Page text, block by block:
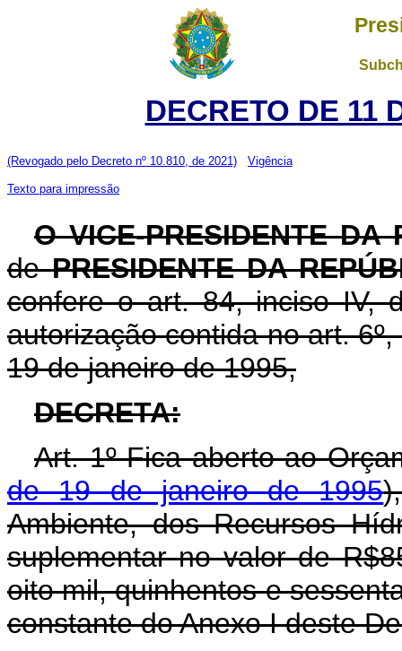
DECRETO DE 11
(Revogado pelo Decreto nº 10.810, de 2021) Vigência
Texto para impressão
O VICE-PRESIDENTE DA
dePRESIDENTE DA
confere o art. 84, inciso IV,
autorização contida no art.
19 de janeiro de 1995,
DECRETA:
Art. 1º Fica aberto ao
de 19 de janeiro de 1995
Ambiente, dos Recursos
suplementar no valor de
oito mil, quinhentos e
constante do Anexo I deste